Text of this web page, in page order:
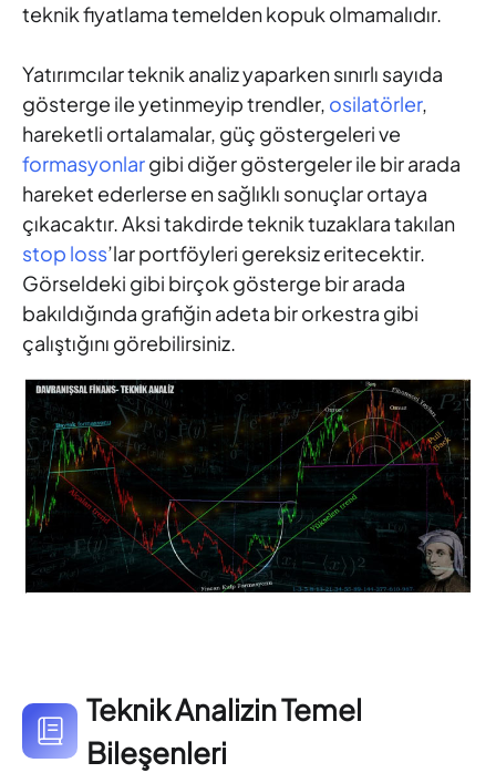
teknik fiyatlama temelden kopuk olmamalıdır.
Yatırımcılar teknik analiz yaparken sınırlı sayıda
gösterge ile yetinmeyip trendler, osilatörler,
hareketli ortalamalar, güç göstergeleri ve
formasyonlargibi diğer göstergeler ile bir arada
hareket ederlerse en sağlıklı sonuçlar ortaya
çıkacaktır. Aksi takdirde teknik tuzaklara takılan
stop loss’lar portföyleri gereksiz eritecektir.
Görseldeki gibi birçok gösterge bir arada
bakıldığında grafiğin adeta bir orkestra gibi
çalıştığını görebilirsiniz.
Teknik Analizin Temel
Bileşenleri